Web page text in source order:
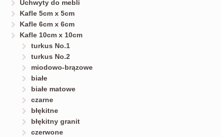
Uchwyty do mebli
Kafle 5cm x 5cm
Kafle 6cm x 6cm
Kafle 10cm x 10cm
turkus No.1
turkus No.2
miodowo-brązowe
białe
białe matowe
czarne
błękitne
błękitny granit
czerwone